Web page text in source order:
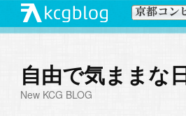
自由で気ままな
New KCG BLOG